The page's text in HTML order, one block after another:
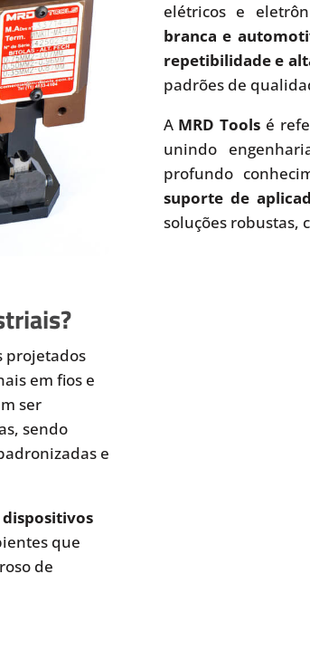
elétricos e
branca e
repetibilidade e
padrões de
A MRD Tools é
unindo
profundo
suporte de
soluções robustas,
projetados
em fios e
ser
sendo
e
dispositivos
que
de